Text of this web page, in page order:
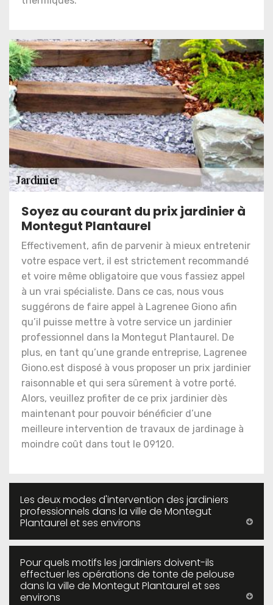
Soyez au courant du prix jardinier à
Montegut Plantaurel
Effectivement, afin de parvenir à mieux entretenir
votre espace vert, il est strictement recommandé
et voire même obligatoire que vous fassiez appel
à un vrai spécialiste. Dans ce cas, nous vous
suggérons de faire appel à Lagrenee Giono afin
qu’il puisse mettre à votre service un jardinier
professionnel dans la Montegut Plantaurel. De
plus, en tant qu’une grande entreprise, Lagrenee
Giono.est disposé à vous proposer un prix jardinier
raisonnable et qui sera sûrement à votre porté.
Alors, veuillez profiter de ce prix jardinier dès
maintenant pour pouvoir bénéficier d’une
meilleure intervention de travaux de jardinage à
moindre coût dans tout le 09120.
Les deux modes d'intervention des jardiniers
professionnels dans la ville de Montegut
Plantaurel et ses environs
Pour quels motifs les jardiniers doivent-ils
effectuer les opérations de tonte de pelouse
dans la ville de Montegut Plantaurel et ses
environs